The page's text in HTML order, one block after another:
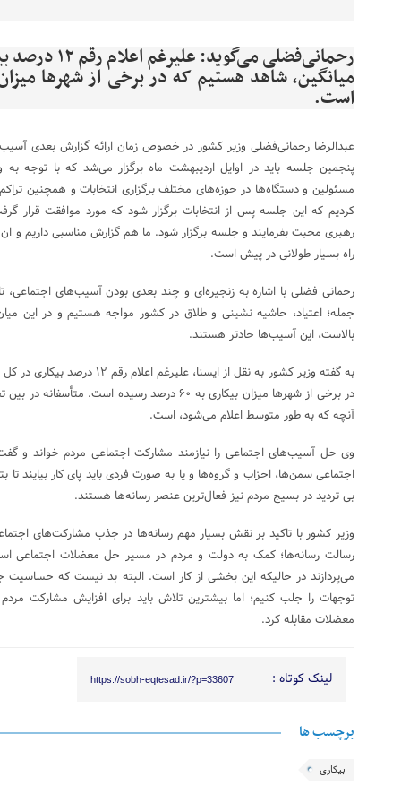
رحمانی‌فضلی
است.
عبدالرضا رحمانی‌فضلی وزیر کشور در خصوص زمان ارائه گزارش بعدی
پنجمین جلسه باید در اوایل اردیبهشت ماه برگزار می‌شد که با توجه
مسئولین و دستگاه‌ها در حوزه‌های مختلف برگزاری انتخابات و همچنین
کردیم که این جلسه پس از انتخابات برگزار شود که مورد موافقت قرار
رهبری محبت بفرمایند و جلسه برگزار شود. ما هم گزارش مناسبی داریم و
راه بسیار طولانی در پیش است.
رحمانی فضلی با اشاره به زنجیره‌ای و چند بعدی بودن آسیب‌های اجتماعی،
جمله؛ اعتیاد، حاشیه نشینی و طلاق در کشور مواجه هستیم و در این
بالاست، این آسیب‌ها حادتر هستند.
به گفته وزیر کشور به نقل از
در برخی از شهرها میزان بیکاری به ۶۰ درصد رسیده
آنچه که به طور متوسط اعلام می‌شود، است.
وی حل آسیب‌های اجتماعی را نیازمند مشارکت اجتماعی مردم خواند و
اجتماعی سمن‌ها، احزاب و گروه‌ها و یا به صورت فردی باید پای کار بیایند
بی تردید در بسیج مردم نیز فعال‌ترین عنصر رسانه‌ها هستند.
وزیر کشور با تاکید بر نقش بسیار مهم رسانه‌ها در جذب مشارکت‌های
رسالت رسانه‌ها؛ کمک به دولت و مردم در مسیر حل معضلات اجتماعی
می‌پردازند در حالیکه این بخشی از کار است. البته بد نیست که حساسیت
توجهات را جلب کنیم؛ اما بیشترین تلاش باید برای افزایش مشارکت
معضلات مقابله کرد.
لینک کوتاه : https://sobh-eqtesad.ir/?p=33607
برچسب ها
بیکاری